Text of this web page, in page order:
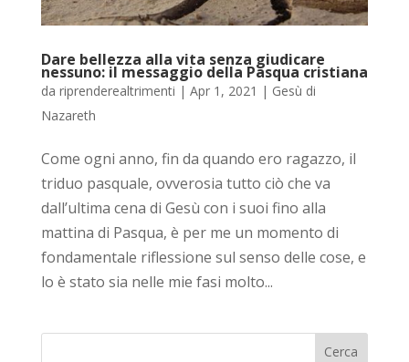
Dare bellezza alla vita senza giudicare
nessuno: il messaggio della Pasqua cristiana
da riprenderealtrimenti | Apr 1, 2021 | Gesù di
Nazareth
Come ogni anno, fin da quando ero ragazzo, il
triduo pasquale, ovverosia tutto ciò che va
dall’ultima cena di Gesù con i suoi fino alla
mattina di Pasqua, è per me un momento di
fondamentale riflessione sul senso delle cose, e
lo è stato sia nelle mie fasi molto...
Cerca